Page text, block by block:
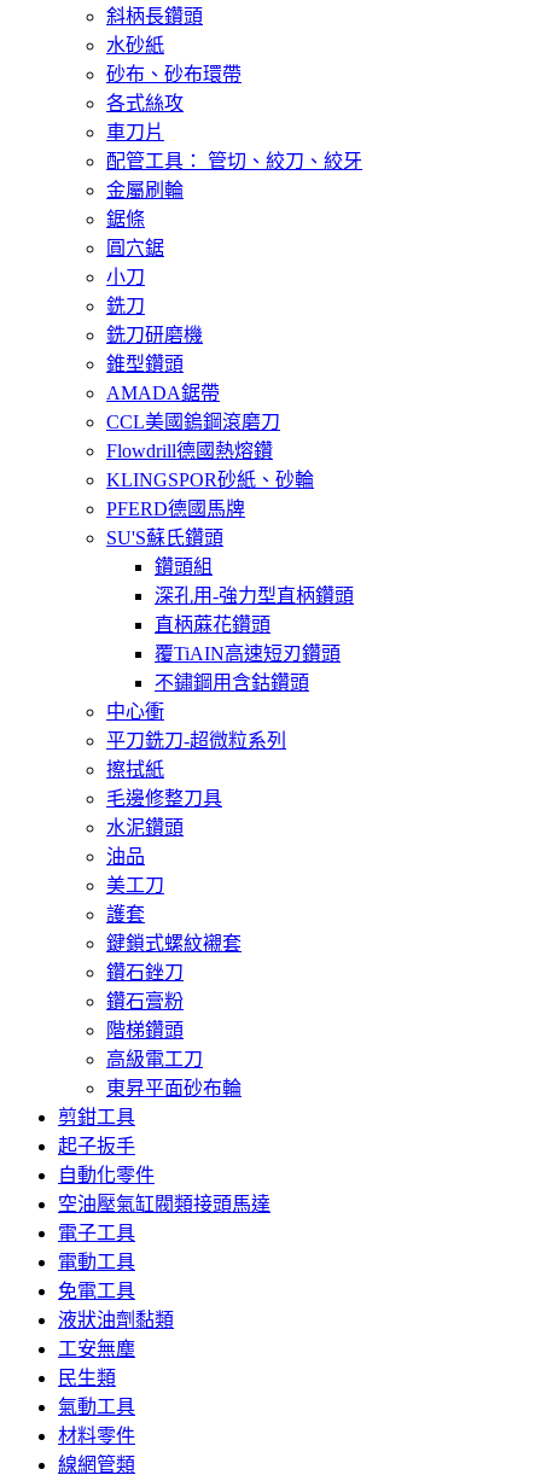
斜柄長鑽頭
水砂紙
砂布、砂布環帶
各式絲攻
車刀片
配管工具： 管切、絞刀、絞牙
金屬刷輪
鋸條
圓穴鋸
小刀
銑刀
銑刀研磨機
錐型鑽頭
AMADA鋸帶
CCL美國鎢鋼滾磨刀
Flowdrill德國熱熔鑽
KLINGSPOR砂紙、砂輪
PFERD德國馬牌
SU'S蘇氏鑽頭
鑽頭組
深孔用-強力型直柄鑽頭
直柄蔴花鑽頭
覆TiAIN高速短刃鑽頭
不鏽鋼用含鈷鑽頭
中心衝
平刀銑刀-超微粒系列
擦拭紙
毛邊修整刀具
水泥鑽頭
油品
美工刀
護套
鍵鎖式螺紋襯套
鑽石銼刀
鑽石膏粉
階梯鑽頭
高級電工刀
東昇平面砂布輪
剪鉗工具
起子扳手
自動化零件
空油壓氣缸閥類接頭馬達
電子工具
電動工具
免電工具
液狀油劑黏類
工安無塵
民生類
氣動工具
材料零件
線網管類